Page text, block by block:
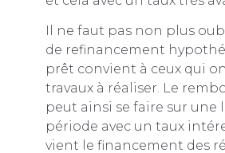
Il ne faut pas non plus
de refinancement
prêt convient à ceux qui
travaux à réaliser. Le
peut ainsi se faire sur une
période avec un taux
vient le financement des